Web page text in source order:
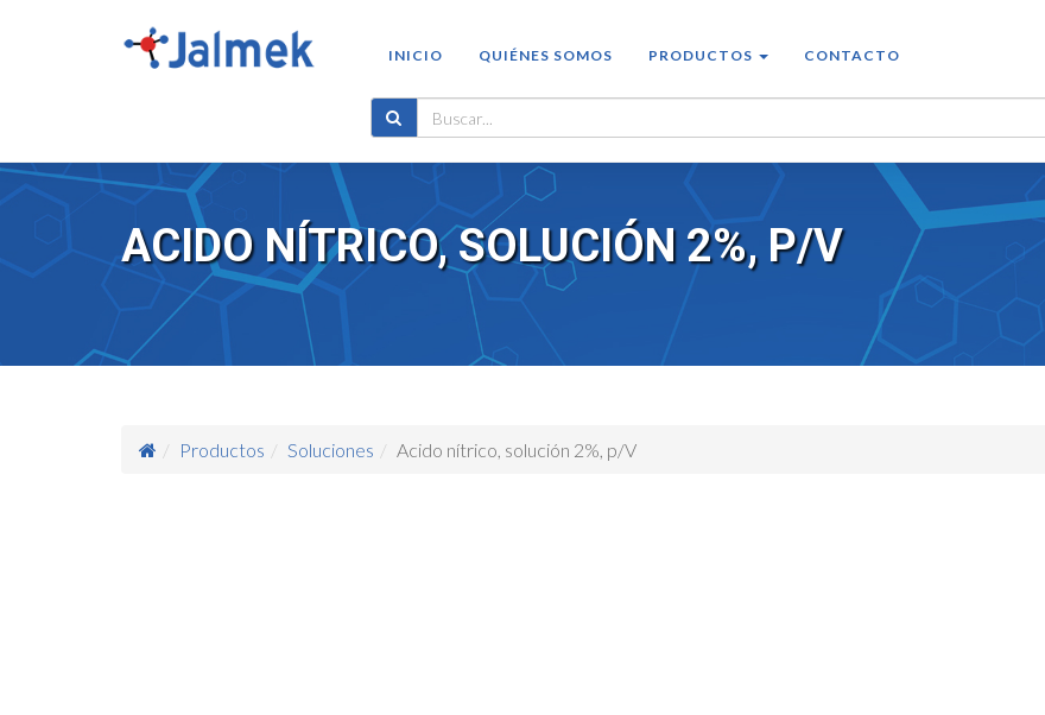
INICIO QUIÉNES SOMOS PRODUCTOS CONTACTO
ACIDO NÍTRICO, SOLUCIÓN 2%, P/V
Productos Soluciones Acido nítrico, solución 2%, p/V